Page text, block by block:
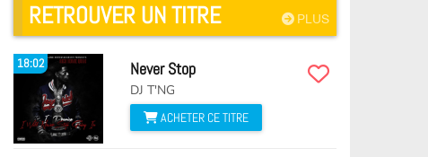
PLUS
RETROUVER UN TITRE
18:02 Never Stop
DJ T'NG
ACHETER CE TITRE